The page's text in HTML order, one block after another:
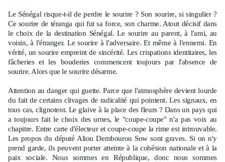
Le Sénégal risque-t-il de perdre le sourire ? Son sourire, si singulier ?
Ce sourire de téranga qui fut sa force, son charme. Atout décisif dans
le choix de la destination Sénégal. Le sourire au parent, à l'ami, au
voisin, à l'étranger. Le sourire à l'adversaire. Et même à l'ennemi. En
vérité, un sourire empreint de sincérité. Les crispations identitaires, les
fâcheries et les bouderies commencent toujours par l'absence de
sourire. Alors que le sourire désarme.
Attention au danger qui guette. Parce que l'atmosphère devient lourde
du fait de certains clivages de radicalité qui pointent. Les signaux, en
tous cas, clignotent. Le glaive à la place des fleurs ? Dans un pays qui
a toujours fait le choix des urnes, le "coupe-coupe" n'a pas voix au
chapitre. Entre carte d'électeur et coupe-coupe la rime est introuvable.
Les propos du député Aliou Dembourou Sow sont graves. Si on n'y
prend garde, ils peuvent porter atteinte à la cohésion nationale et à la
paix sociale. Nous sommes en République, donc nous sommes